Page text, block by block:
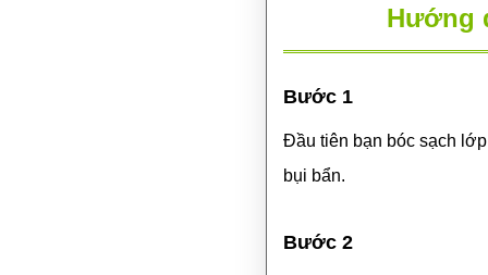
Hướng
Bước 1
Đầu tiên bạn bóc sạch
bụi bẩn.
Bước 2